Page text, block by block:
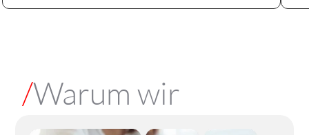
/Warum wir